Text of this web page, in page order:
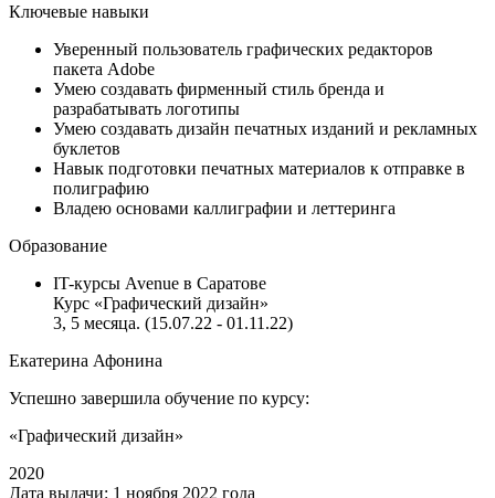
Ключевые навыки
Уверенный пользователь графических редакторов
пакета Adobe
Умею создавать фирменный стиль бренда и
разрабатывать логотипы
Умею создавать дизайн печатных изданий и рекламных
буклетов
Навык подготовки печатных материалов к отправке в
полиграфию
Владею основами каллиграфии и леттеринга
Образование
IT-курсы Avenue в Саратове
Курс «Графический дизайн»‎
3, 5 месяца. (15.07.22 - 01.11.22)
Екатерина Афонина
Успешно завершила обучение по курсу:
«Графический дизайн»‎
2020
Дата выдачи: 1 ноября 2022 года